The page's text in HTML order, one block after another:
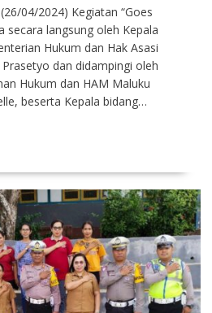
04/2024) Kegiatan “Goes
secara langsung oleh Kepala
Hukum dan Hak Asasi
dan didampingi oleh
Hukum dan HAM Maluku
beserta Kepala bidang…